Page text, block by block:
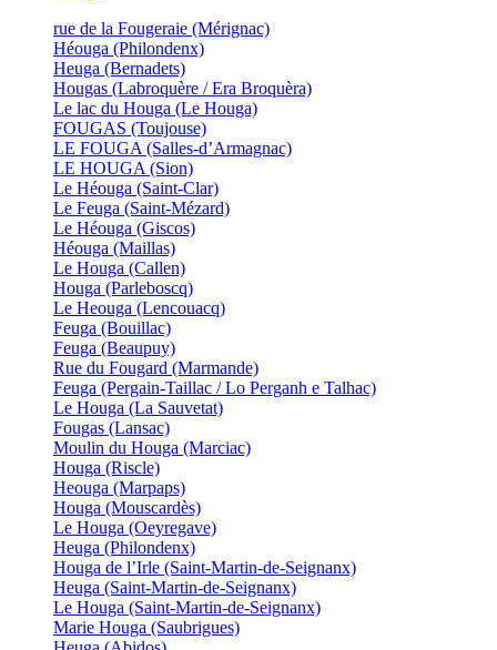
rue de la Fougeraie (Mérignac)
Héouga (Philondenx)
Heuga (Bernadets)
Hougas (Labroquère / Era Broquèra)
Le lac du Houga (Le Houga)
FOUGAS (Toujouse)
LE FOUGA (Salles-d’Armagnac)
LE HOUGA (Sion)
Le Héouga (Saint-Clar)
Le Feuga (Saint-Mézard)
Le Héouga (Giscos)
Héouga (Maillas)
Le Houga (Callen)
Houga (Parleboscq)
Le Heouga (Lencouacq)
Feuga (Bouillac)
Feuga (Beaupuy)
Rue du Fougard (Marmande)
Feuga (Pergain-Taillac / Lo Perganh e Talhac)
Le Houga (La Sauvetat)
Fougas (Lansac)
Moulin du Houga (Marciac)
Houga (Riscle)
Heouga (Marpaps)
Houga (Mouscardès)
Le Houga (Oeyregave)
Heuga (Philondenx)
Houga de l’Irle (Saint-Martin-de-Seignanx)
Heuga (Saint-Martin-de-Seignanx)
Le Houga (Saint-Martin-de-Seignanx)
Marie Houga (Saubrigues)